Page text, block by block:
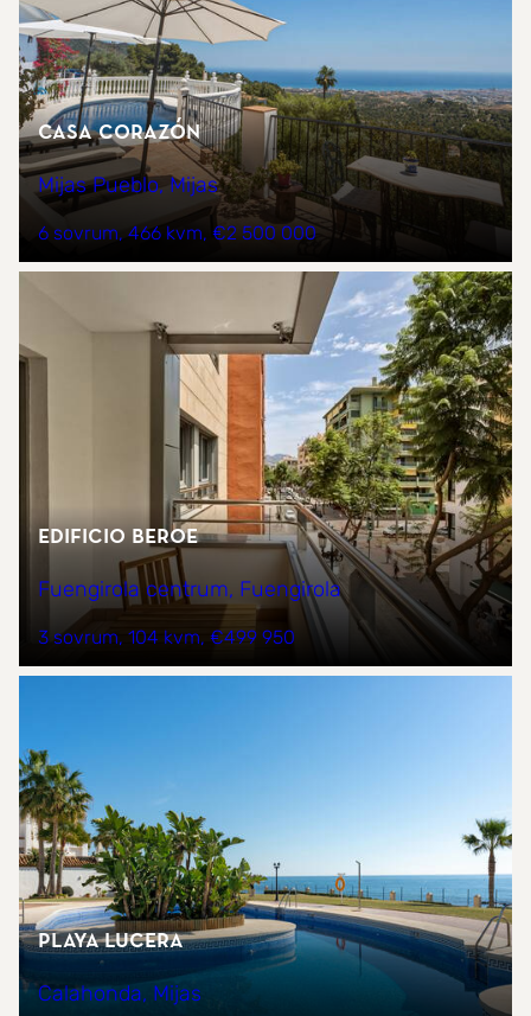
Casa Corazón
Mijas Pueblo, Mijas
6 sovrum 466 kvm €2 500 000
Edificio Beroe
Fuengirola centrum, Fuengirola
3 sovrum 104 kvm €499 950
PLAYA LUCERA
Calahonda, Mijas